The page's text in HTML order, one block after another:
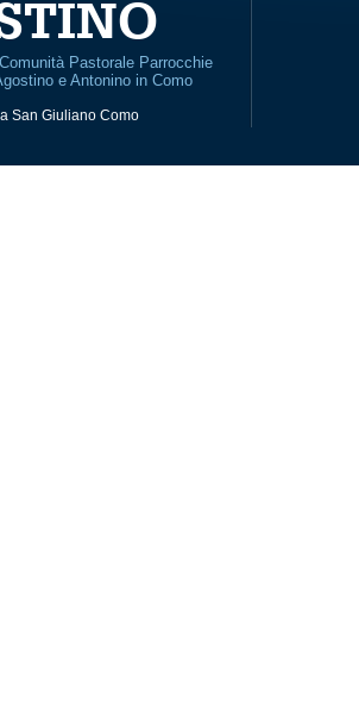
Pastorale Parrocchie
e Antonino in Como
San Giuliano Como